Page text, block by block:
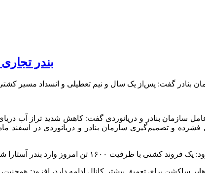
بندر تجاری آستارا پس‌
سازمان بنادر و دریانوردی گفت: کاهش شدید تراز آب
هاپر ساکشن برای تعمیق بیشتر کانال ادامه دارد، افزود: